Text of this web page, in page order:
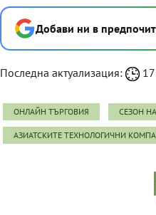
Добави ни в
Последна актуализация:
ОНЛАЙН ТЪРГОВИЯ СЕЗОН
АЗИАТСКИТЕ ТЕХНОЛОГИЧНИ